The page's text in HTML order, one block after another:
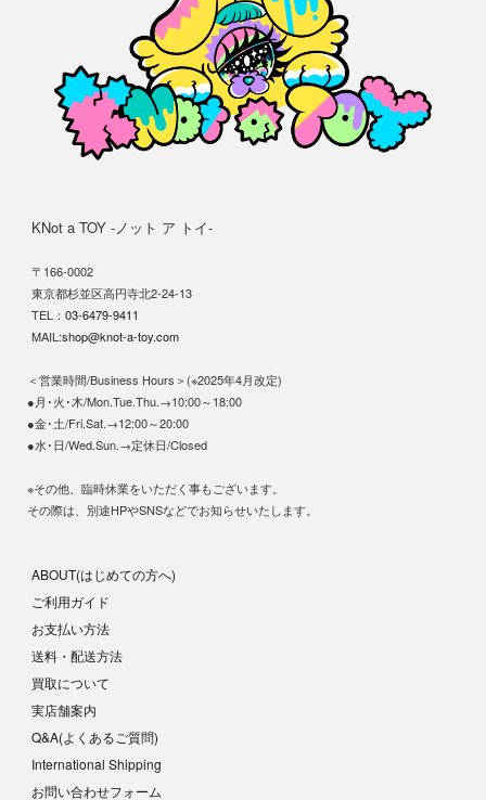
KNot a TOY -ノット ア トイ-
〒166-0002
東京都杉並区高円寺北2-24-13
TEL： 03-6479-9411
MAIL:shop@knot-a-toy.com
＜営業時間/Business Hours＞(※2025年4月改定)
●月･火･木/Mon.Tue.Thu.→10:00～18:00
●金･土/Fri.Sat.→12:00～20:00
●水･日/Wed.Sun.→定休日/Closed
※その他、臨時休業をいただく事もございます。
その際は、別途HPやSNSなどでお知らせいたします。
ABOUT(はじめての方へ)
ご利用ガイド
お支払い方法
送料・配送方法
買取について
実店舗案内
Q&A(よくあるご質問)
International Shipping
お問い合わせフォーム